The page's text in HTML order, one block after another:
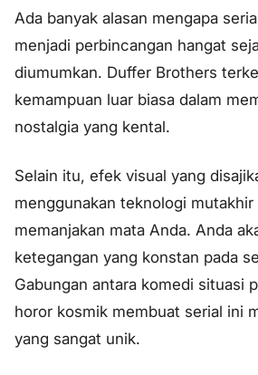
Ada banyak alasan mengapa
menjadi perbincangan hangat
diumumkan. Duffer Brothers
kemampuan luar biasa dalam
nostalgia yang kental.
Selain itu, efek visual yang
menggunakan teknologi mutakhir
memanjakan mata Anda. Anda
ketegangan yang konstan pada
Gabungan antara komedi situasi
horor kosmik membuat serial ini
yang sangat unik.